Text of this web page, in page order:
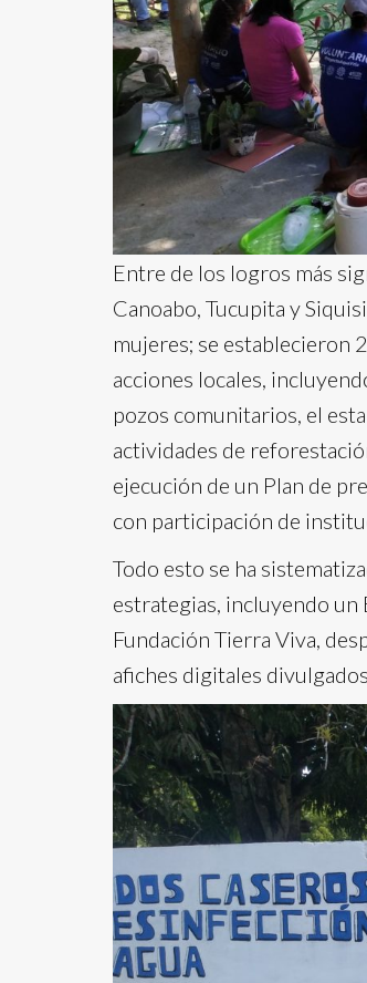
Entre de los logros más
Canoabo, Tucupita y
mujeres; se establecieron
acciones locales,
pozos comunitarios, el
actividades de
ejecución de un Plan de
con participación de
Todo esto se ha
estrategias, incluyendo un
Fundación Tierra Viva,
afiches digitales